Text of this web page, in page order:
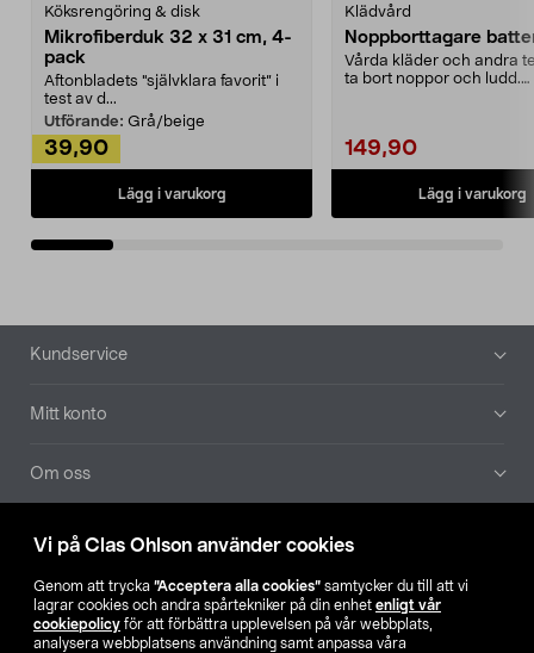
Vi på Clas Ohlson använder cookies
Genom att trycka ”Acceptera alla cookies” samtycker du till att vi
lagrar cookies och andra spårtekniker på din enhet enligt vår
cookiepolicy för att förbättra upplevelsen på vår webbplats,
analysera webbplatsens användning samt anpassa våra
Köksrengöring & disk
Mikrofiberduk 32 x 31 cm, 4-
pack
Aftonbladets "självklara favorit” i
test av d...
Utförande: Grå/beige
39,90
Lägg i varukorg
Klädvård
Noppborttagare
Vårda kläder och andra
ta bort noppor och ludd.
149,90
Lägg i varukorg
Sidfot
Kundservice
Mitt konto
Om oss
Aktuellt
Våra bolag